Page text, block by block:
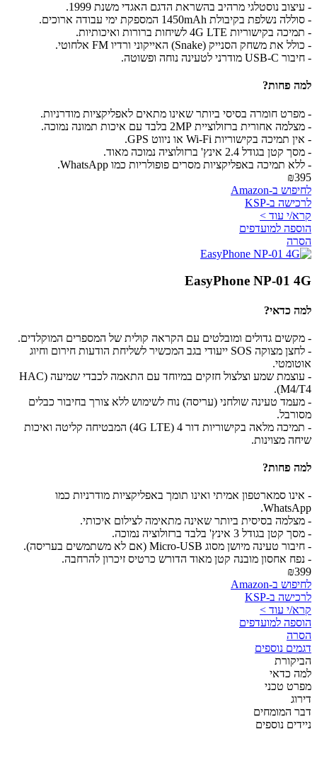
- עיצוב נוסטלגי מרהיב בהשראת הדגם האגדי משנת 1999.
- סוללה נשלפת בקיבולת 1450mAh המספקת ימי עבודה ארוכים.
- תמיכה בקישוריות 4G LTE לשיחות ברורות ואיכותיות.
- כולל את משחק הסנייק (Snake) האייקוני ורדיו FM אלחוטי.
- חיבור USB-C מודרני לטעינה נוחה ופשוטה.
למה פחות?
- מפרט חומרה בסיסי ביותר שאינו מתאים לאפליקציות מודרניות.
- מצלמה אחורית ברזולוציית 2MP בלבד עם איכות תמונה נמוכה.
- אין תמיכה בקישוריות Wi-Fi או ניווט GPS.
- מסך קטן בגודל 2.4 אינץ' ברזולוציה נמוכה מאוד.
- ללא תמיכה באפליקציות מסרים פופולריות כמו WhatsApp.
₪395
לחיפוש ב-Amazon
לרכישה ב-KSP
קרא/י עוד >
הוספה למועדפים
הסרה
EasyPhone NP-01 4G
למה כדאי?
- מקשים גדולים ומובלטים עם הקראה קולית של המספרים המוקלדים.
- לחצן מצוקה SOS ייעודי בגב המכשיר לשליחת הודעות חירום וחיוג
אוטומטי.
- עוצמת שמע וצלצול חזקים במיוחד עם התאמה לכבדי שמיעה (HAC
M4/T4).
- מעמד טעינה שולחני (עריסה) נוח לשימוש ללא צורך בחיבור כבלים
מסורבל.
- תמיכה מלאה בקישוריות דור 4 (4G LTE) המבטיחה קליטה ואיכות
שיחה מצוינות.
למה פחות?
- אינו סמארטפון אמיתי ואינו תומך באפליקציות מודרניות כמו
WhatsApp.
- מצלמה בסיסית ביותר שאינה מתאימה לצילום איכותי.
- מסך קטן בגודל 3 אינץ' בלבד ברזולוציה נמוכה.
- חיבור טעינה מיושן מסוג Micro-USB (אם לא משתמשים בעריסה).
- נפח אחסון מובנה קטן מאוד הדורש כרטיס זיכרון להרחבה.
₪399
לחיפוש ב-Amazon
לרכישה ב-KSP
קרא/י עוד >
הוספה למועדפים
הסרה
דגמים נוספים
הביקורת
למה כדאי
מפרט טכני
דירוג
דבר המומחים
ניידים נוספים